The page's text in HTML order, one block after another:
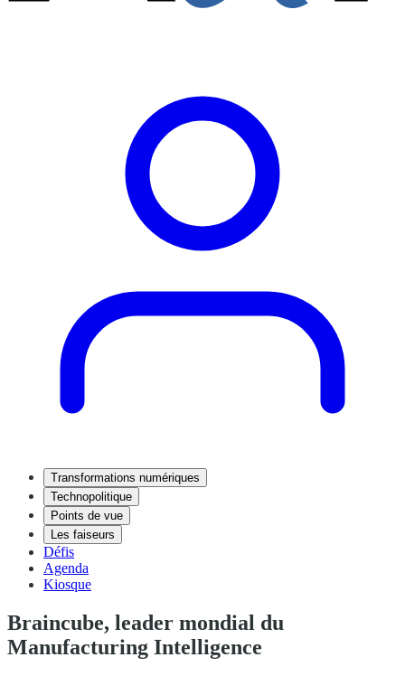
Transformations numériques
Technopolitique
Points de vue
Les faiseurs
Défis
Agenda
Kiosque
Braincube, leader mondial du
Manufacturing Intelligence